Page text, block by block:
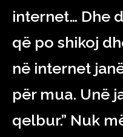
internet… Dhe
që po shikoj
në internet
për mua. Unë
qelbur.” Nuk